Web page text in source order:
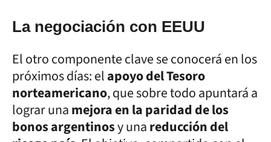
La negociación con EEUU
El otro componente clave se conocerá en los
próximos días: elapoyo del Tesoro
norteamericano, que sobre todo apuntará a
lograr unamejora en la paridad de los
bonos argentinosy unareducción del